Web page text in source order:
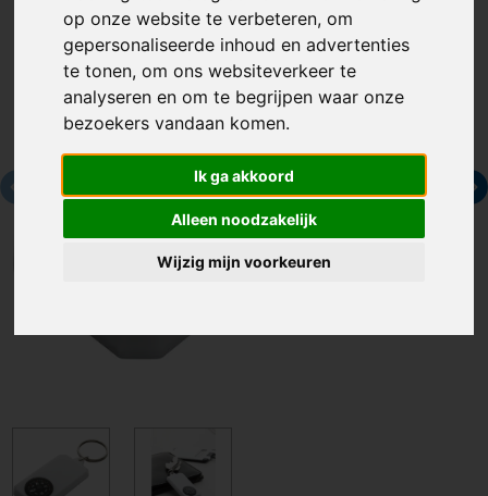
op onze website te verbeteren, om
gepersonaliseerde inhoud en advertenties
te tonen, om ons websiteverkeer te
analyseren en om te begrijpen waar onze
bezoekers vandaan komen.
Ik ga akkoord
Alleen noodzakelijk
Wijzig mijn voorkeuren